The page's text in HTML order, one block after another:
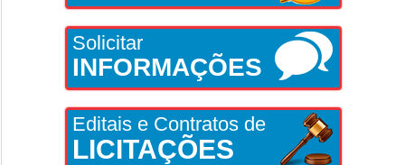
Solicitar
INFORMAÇÕES
Editais e Contratos de
LICITAÇÕES